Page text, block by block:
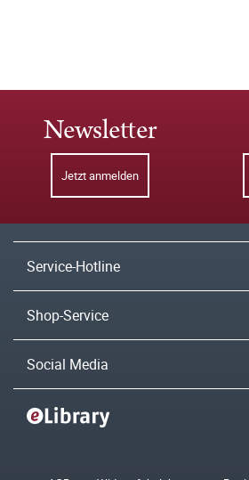
Newsletter
Jetzt anmelden
Service-Hotline
Shop-Service
Social Media